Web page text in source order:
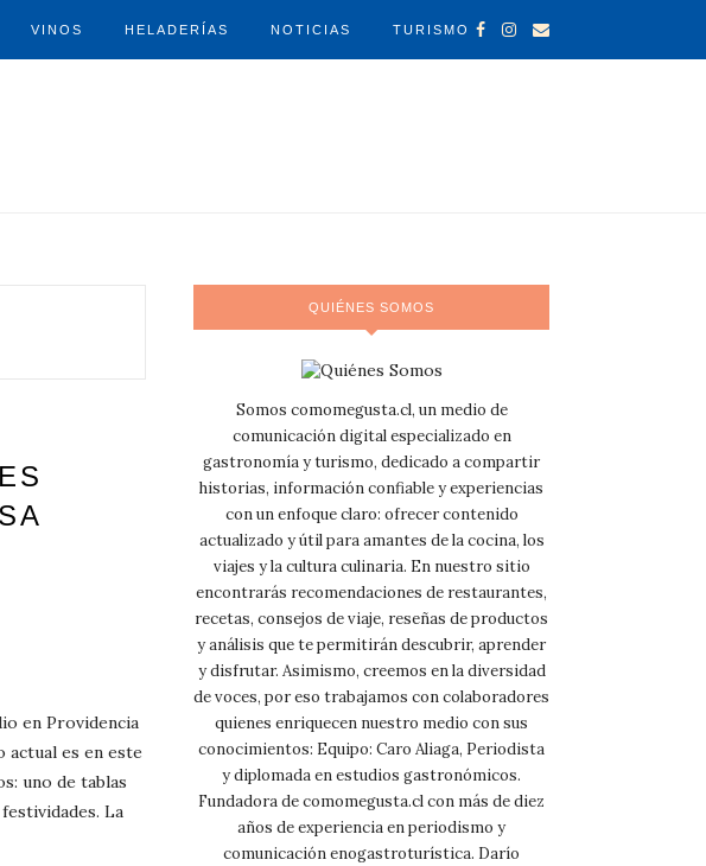
VINOS HELADERÍAS NOTICIAS TURISMO
en Providencia
actual es en este
uno de tablas
La
QUIÉNES SOMOS
Somos comomegusta.cl, un medio de
comunicación digital especializado en
gastronomía y turismo, dedicado a compartir
historias, información confiable y experiencias
con un enfoque claro: ofrecer contenido
actualizado y útil para amantes de la cocina, los
viajes y la cultura culinaria. En nuestro sitio
encontrarás recomendaciones de restaurantes,
recetas, consejos de viaje, reseñas de productos
y análisis que te permitirán descubrir, aprender
y disfrutar. Asimismo, creemos en la diversidad
de voces, por eso trabajamos con colaboradores
quienes enriquecen nuestro medio con sus
conocimientos: Equipo: Caro Aliaga, Periodista
y diplomada en estudios gastronómicos.
Fundadora de comomegusta.cl con más de diez
años de experiencia en periodismo y
comunicación enogastroturística. Darío